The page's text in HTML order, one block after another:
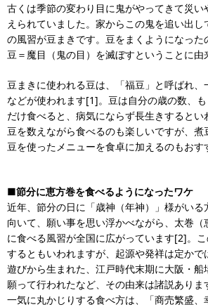
古くは季節の変わり目に鬼がやってきて災
えられていました。家からこの鬼を追い出
の風習が豆まきです。豆をまくようになった
豆＝魔目（鬼の目）を滅ぼすということに由
豆まきに使われる豆は、「福豆」と呼ばれ
などが使われます[1]。豆は自分の歳の数、
だけ食べると、病気にならず長生きするとい
豆を数えながら食べるのも楽しいですが、
豆を使ったメニューを食卓に加えるのもおす
■節分に恵方巻を食べるようになったワケ
近年、節分の日に「歳神（年神）」様がいる
向いて、願い事を思い浮かべながら、太巻
に食べる風習が全国に広がっています[2]。
するともいわれますが、起源や発祥は定か
遊びから生まれた、江戸時代末期に大阪・船
願って行われたなど、その由来は諸説ありま
一気に丸かじりする食べ方は、「商売繁盛、